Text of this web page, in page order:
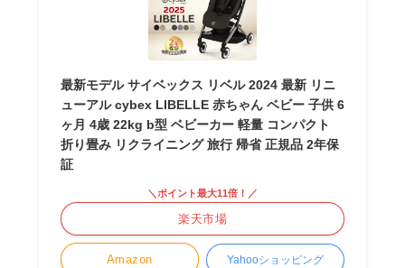
最新モデル サイベックス リベル 2024 最新 リニ
ューアル cybex LIBELLE 赤ちゃん ベビー 子供 6
ヶ月 4歳 22kg b型 ベビーカー 軽量 コンパクト
折り畳み リクライニング 旅行 帰省 正規品 2年保
証
Amazon
＼ポイント最大11倍！／
楽天市場
Yahooショッピング